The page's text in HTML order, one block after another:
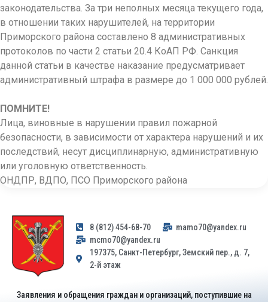
законодательства. За три неполных месяца текущего года,
в отношении таких нарушителей, на территории
Приморского района составлено 8 административных
протоколов по части 2 статьи 20.4 КоАП РФ. Санкция
данной статьи в качестве наказание предусматривает
административный штрафа в размере до 1 000 000 рублей.
ПОМНИТЕ!
Лица, виновные в нарушении правил пожарной
безопасности, в зависимости от характера нарушений и их
последствий, несут дисциплинарную, административную
или уголовную ответственность.
ОНДПР, ВДПО, ПСО Приморского района
8 (812) 454-68-70
mamo70@yandex.ru
mcmo70@yandex.ru
197375, Санкт-Петербург, Земский пер., д. 7,
2-й этаж
Заявления и обращения граждан и организаций, поступившие на